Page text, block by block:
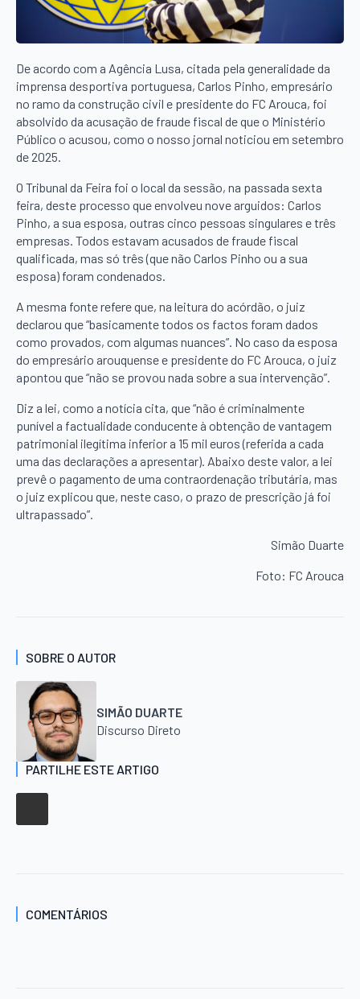
De acordo com a Agência Lusa, citada pela generalidade da
imprensa desportiva portuguesa, Carlos Pinho, empresário
no ramo da construção civil e presidente do FC Arouca, foi
absolvido da acusação de fraude fiscal de que o Ministério
Público o acusou, como o nosso jornal noticiou em setembro
de 2025.
O Tribunal da Feira foi o local da sessão, na passada sexta
feira, deste processo que envolveu nove arguidos: Carlos
Pinho, a sua esposa, outras cinco pessoas singulares e três
empresas. Todos estavam acusados de fraude fiscal
qualificada, mas só três (que não Carlos Pinho ou a sua
esposa) foram condenados.
A mesma fonte refere que, na leitura do acórdão, o juiz
declarou que “basicamente todos os factos foram dados
como provados, com algumas nuances”. No caso da esposa
do empresário arouquense e presidente do FC Arouca, o juiz
apontou que “não se provou nada sobre a sua intervenção”.
Diz a lei, como a notícia cita, que “não é criminalmente
punível a factualidade conducente à obtenção de vantagem
patrimonial ilegítima inferior a 15 mil euros (referida a cada
uma das declarações a apresentar). Abaixo deste valor, a lei
prevê o pagamento de uma contraordenação tributária, mas
o juiz explicou que, neste caso, o prazo de prescrição já foi
ultrapassado”.
Simão Duarte
Foto: FC Arouca
SOBRE O AUTOR
SIMÃO DUARTE
Discurso Direto
PARTILHE ESTE ARTIGO
COMENTÁRIOS